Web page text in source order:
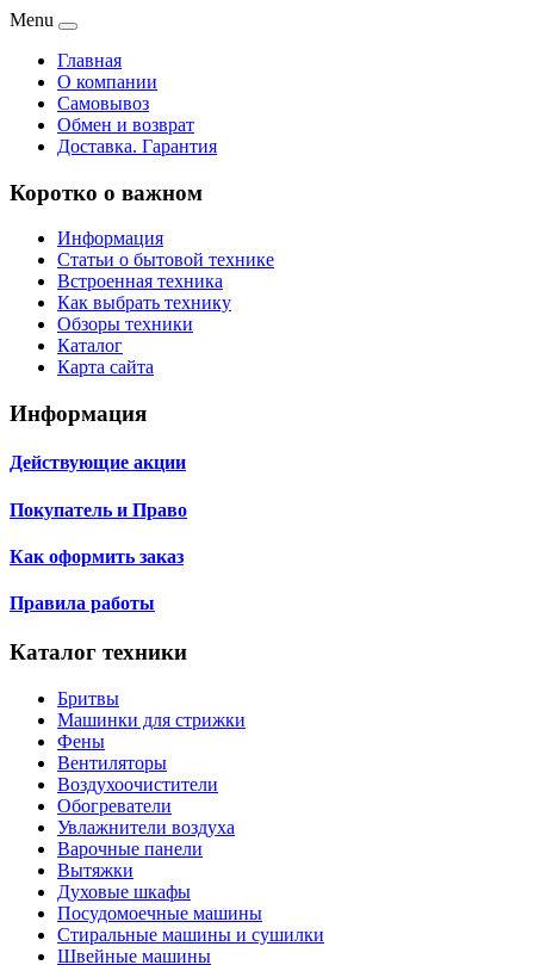
Menu
Главная
О компании
Самовывоз
Обмен и возврат
Доставка. Гарантия
Коротко о важном
Информация
Статьи о бытовой технике
Встроенная техника
Как выбрать технику
Обзоры техники
Каталог
Карта сайта
Информация
Действующие акции
Покупатель и Право
Как оформить заказ
Правила работы
Каталог техники
Бритвы
Машинки для стрижки
Фены
Вентиляторы
Воздухоочистители
Обогреватели
Увлажнители воздуха
Варочные панели
Вытяжки
Духовые шкафы
Посудомоечные машины
Стиральные машины и сушилки
Швейные машины